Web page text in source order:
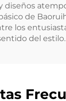
diseños
de
los
del estilo.